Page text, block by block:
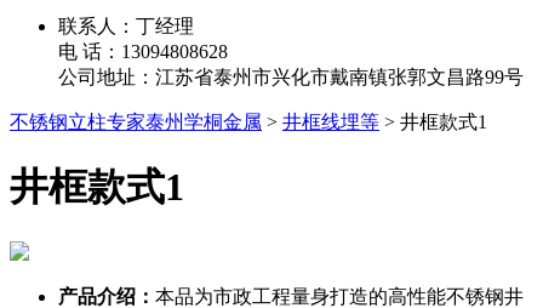
联系人：丁经理
电 话：13094808628
公司地址：江苏省泰州市兴化市戴南镇张郭文昌路99号
不锈钢立柱专家泰州学桐金属 > 井框线埋等 > 井框款式1
井框款式1
产品介绍： 本品为市政工程量身打造的高性能不锈钢井